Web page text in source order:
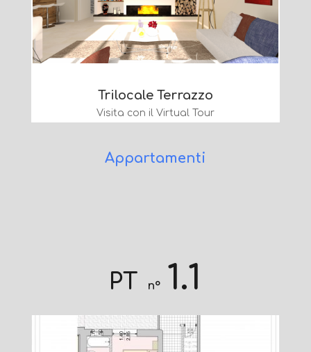
Trilocale Terrazzo
Visita con il Virtual Tour
Appartamenti
PT n° 1.1